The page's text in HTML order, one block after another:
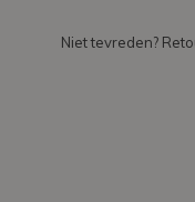
Niet tevreden?